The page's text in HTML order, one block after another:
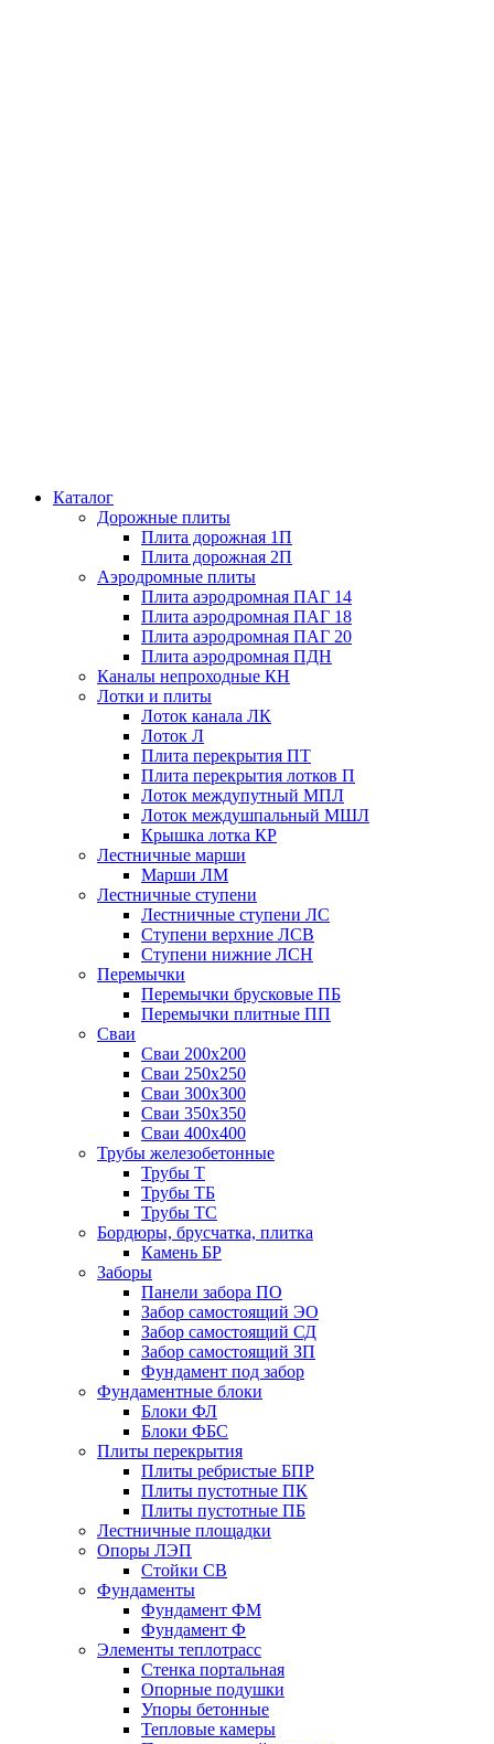
Каталог
Дорожные плиты
Плита дорожная 1П
Плита дорожная 2П
Аэродромные плиты
Плита аэродромная ПАГ 14
Плита аэродромная ПАГ 18
Плита аэродромная ПАГ 20
Плита аэродромная ПДН
Каналы непроходные КН
Лотки и плиты
Лоток канала ЛК
Лоток Л
Плита перекрытия ПТ
Плита перекрытия лотков П
Лоток междупутный МПЛ
Лоток междушпальный МШЛ
Крышка лотка КР
Лестничные марши
Марши ЛМ
Лестничные ступени
Лестничные ступени ЛС
Ступени верхние ЛСВ
Ступени нижние ЛСН
Перемычки
Перемычки брусковые ПБ
Перемычки плитные ПП
Сваи
Сваи 200х200
Сваи 250х250
Сваи 300х300
Сваи 350х350
Сваи 400х400
Трубы железобетонные
Трубы Т
Трубы ТБ
Трубы ТС
Бордюры, брусчатка, плитка
Камень БР
Заборы
Панели забора ПО
Забор самостоящий ЭО
Забор самостоящий СД
Забор самостоящий ЗП
Фyндамент под забор
Фундаментные блоки
Блоки ФЛ
Блоки ФБС
Плиты перекрытия
Плиты ребристые БПР
Плиты пустотные ПК
Плиты пустотные ПБ
Лестничные площадки
Опоры ЛЭП
Стойки СВ
Фундаменты
Фyндамент ФМ
Фyндамент Ф
Элементы теплотрасс
Стенка портальная
Опорные подушки
Упоры бетонные
Тепловые камеры